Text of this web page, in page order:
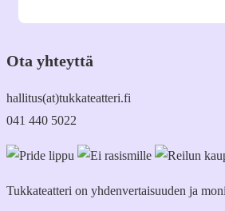
Ota yhteyttä
hallitus(at)tukkateatteri.fi
041 440 5022
Tukkateatteri on yhdenvertaisuuden ja